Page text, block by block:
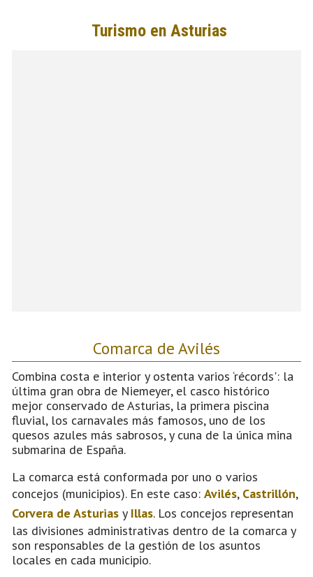
Comarca de Avilés
Combina costa e interior y ostenta varios ‘récords': la
última gran obra de Niemeyer, el casco histórico
mejor conservado de Asturias, la primera piscina
fluvial, los carnavales más famosos, uno de los
quesos azules más sabrosos, y cuna de la única mina
submarina de España.
La comarca está conformada por uno o varios
concejos (municipios). En este caso: Avilés, Castrillón,
Corvera de Asturias y Illas. Los concejos representan
las divisiones administrativas dentro de la comarca y
son responsables de la gestión de los asuntos
locales en cada municipio.